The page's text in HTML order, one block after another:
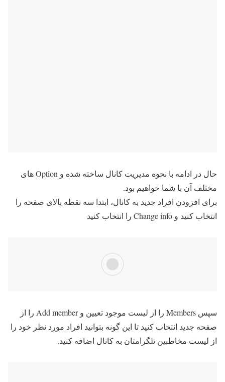
حال در ادامه با نحوه مدیریت کانال ساخته شده و Option های
مختلف آن با شما خواهیم بود.
برای افزودن افراد جدید به کانال، ابتدا سه نقطه بالای صفحه را
انتخاب کنید و Change info را انتخاب کنید
سپس Members را از لیست موجود تعیین و Add member را از
صفحه جدید انتخاب کنید تا این گونه بتوانید افراد مورد نظر خود را
از لیست مخاطبین تلگرامتان به کانال اضافه کنید.